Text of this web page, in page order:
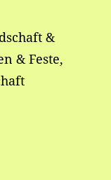
&
& Feste,